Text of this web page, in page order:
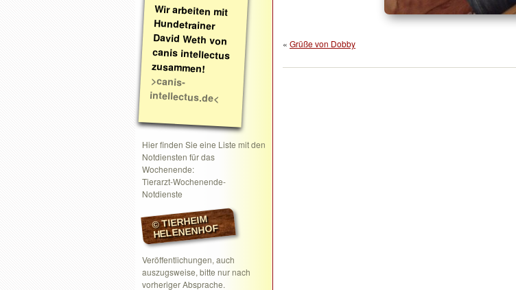
Wir arbeiten mit
Hundetrainer
David Weth von
canis intellectus
zusammen!
>canis-
intellectus.de<
Hier finden Sie eine Liste mit den
Notdiensten für das
Wochenende:
Tierarzt-Wochenende-
Notdienste
© TIERHEIM
HELENENHOF
Veröffentlichungen, auch
auszugsweise, bitte nur nach
vorheriger Absprache.
« Grüße von Dobby